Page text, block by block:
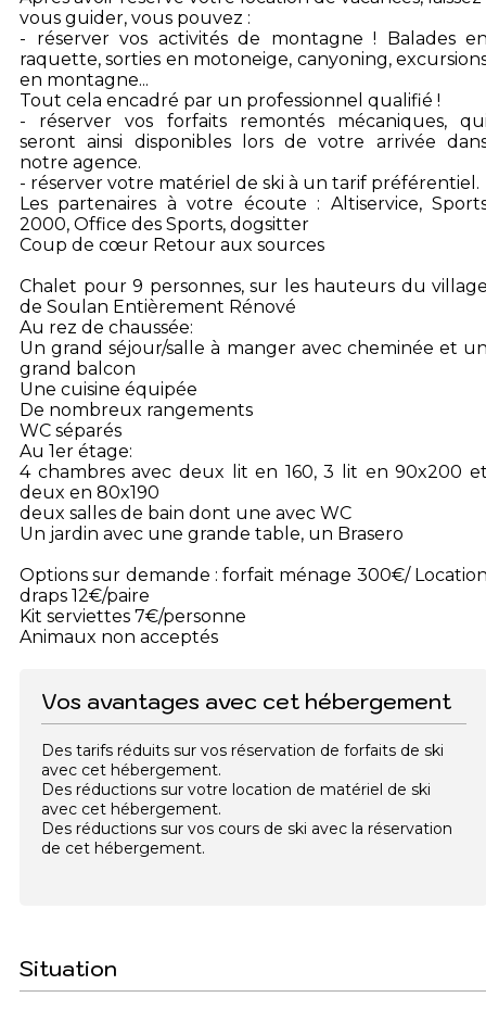
vous guider, vous pouvez :
- réserver vos activités de montagne ! Balades
raquette, sorties en motoneige, canyoning,
en montagne...
Tout cela encadré par un professionnel qualifié !
- réserver vos forfaits remontés mécaniques,
seront ainsi disponibles lors de votre arrivée
notre agence.
- réserver votre matériel de ski à un tarif préférentiel.
Les partenaires à votre écoute : Altiservice,
2000, Office des Sports, dogsitter
Coup de cœur Retour aux sources
Chalet pour 9 personnes, sur les hauteurs du
de Soulan Entièrement Rénové
Au rez de chaussée:
Un grand séjour/salle à manger avec cheminée et
grand balcon
Une cuisine équipée
De nombreux rangements
WC séparés
Au 1er étage:
4 chambres avec deux lit en 160, 3 lit en 90x200
deux en 80x190
deux salles de bain dont une avec WC
Un jardin avec une grande table, un Brasero
Options sur demande : forfait ménage 300€/
draps 12€/paire
Kit serviettes 7€/personne
Animaux non acceptés
Vos avantages avec cet hébergement
Des tarifs réduits sur vos réservation de forfaits de ski
avec cet hébergement.
Des réductions sur votre location de matériel de ski
avec cet hébergement.
Des réductions sur vos cours de ski avec la réservation
de cet hébergement.
Situation